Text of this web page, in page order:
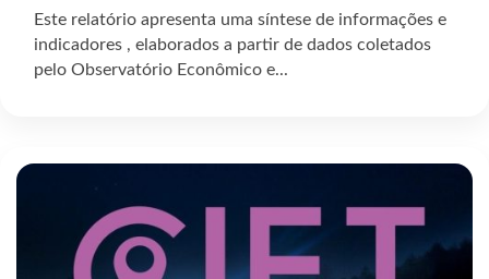
Este relatório apresenta uma síntese de informações e
indicadores , elaborados a partir de dados coletados
pelo Observatório Econômico e...